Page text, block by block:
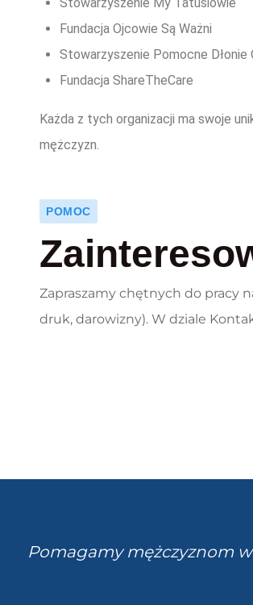
Fundacja Ojcowie Są Ważni
Stowarzyszenie Pomocne Dłonie
Fundacja ShareTheCare
Każda z tych organizacji ma swoje
mężczyzn.
POMOC
Zapraszamy chętnych do pracy
druk, darowizny). W dziale
Pomagamy mężczyznom